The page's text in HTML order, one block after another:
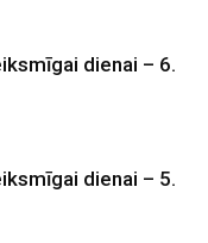
dienai – 6.
dienai – 5.